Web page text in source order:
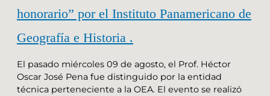
honorario” por el Instituto Panamericano de
Geografía e Historia .
El pasado miércoles 09 de agosto, el Prof. Héctor
Oscar José Pena fue distinguido por la entidad
técnica perteneciente a la OEA. El evento se realizó